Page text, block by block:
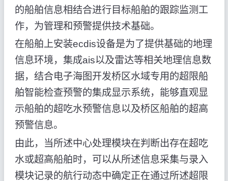
的船舶信息相结合进行目标船舶的跟踪监测工
作，为管理和预警提供技术基础。
在船舶上安装ecdis设备是为了提供基础的地理
信息环境，集成ais以及雷达等相关地理信息数
据，结合电子海图开发桥区水域专用的超限船
舶智能检查预警的集成显示系统，能够直观显
示船舶的超吃水预警信息以及桥区船舶的超高
预警信息。
由此，当所述中心处理模块在判断出存在超吃
水或超高船舶时，可以从所述信息采集与录入
模块记录的航行动态中确定正在通过所述超限